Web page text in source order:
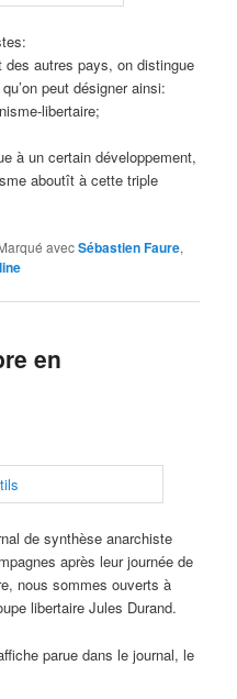
autres pays, on distingue
peut désigner ainsi:
libertaire;
à un certain développement,
aboutît à cette triple
avecSébastien Faure,
en
de synthèse anarchiste
après leur journée de
nous sommes ouverts à
libertaire Jules Durand.
parue dans le journal, le